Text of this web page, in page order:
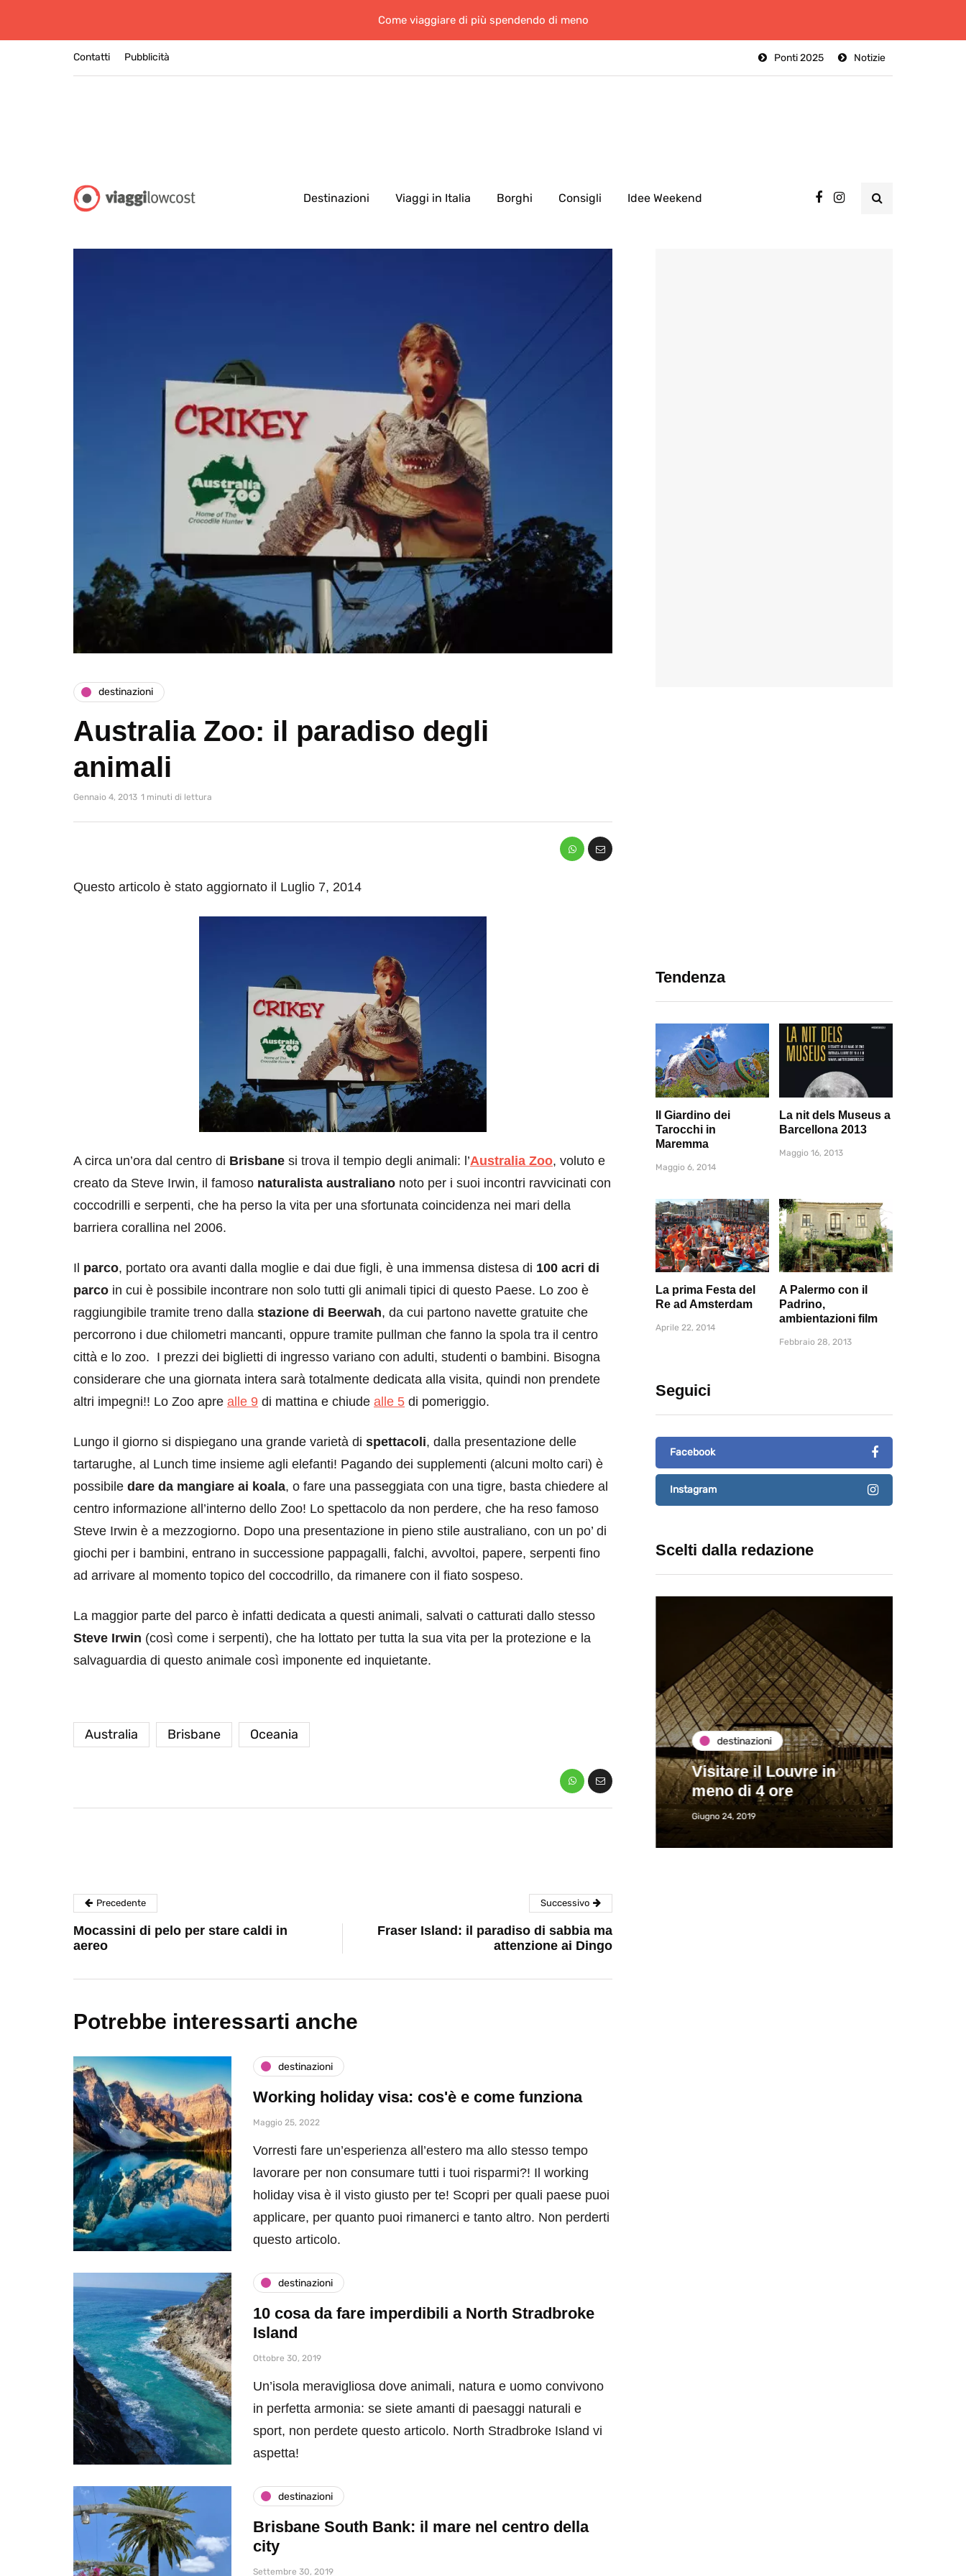
Come viaggiare di più spendendo di meno
Contatti Notizie
Ponti 2025
Pubblicità
Destinazioni Viaggi in Italia Borghi Consigli Idee Weekend
destinazioni
Australia Zoo: il paradiso degli
animali
Gennaio 4, 2013 1 minuti di lettura
Questo articolo è stato aggiornato il Luglio 7, 2014
A circa un’ora dal centro di Brisbane si trova il tempio degli animali: l’Australia Zoo, voluto e
creato da Steve Irwin, il famoso naturalista australiano noto per i suoi incontri ravvicinati con
coccodrilli e serpenti, che ha perso la vita per una sfortunata coincidenza nei mari della
barriera corallina nel 2006.
Il parco, portato ora avanti dalla moglie e dai due figli, è una immensa distesa di 100 acri di
parco in cui è possibile incontrare non solo tutti gli animali tipici di questo Paese. Lo zoo è
raggiungibile tramite treno dalla stazione di Beerwah, da cui partono navette gratuite che
percorrono i due chilometri mancanti, oppure tramite pullman che fanno la spola tra il centro
città e lo zoo. I prezzi dei biglietti di ingresso variano con adulti, studenti o bambini. Bisogna
considerare che una giornata intera sarà totalmente dedicata alla visita, quindi non prendete
altri impegni!! Lo Zoo apre alle 9 di mattina e chiude alle 5 di pomeriggio.
Lungo il giorno si dispiegano una grande varietà di spettacoli, dalla presentazione delle
tartarughe, al Lunch time insieme agli elefanti! Pagando dei supplementi (alcuni molto cari) è
possibile dare da mangiare ai koala, o fare una passeggiata con una tigre, basta chiedere al
centro informazione all’interno dello Zoo! Lo spettacolo da non perdere, che ha reso famoso
Steve Irwin è a mezzogiorno. Dopo una presentazione in pieno stile australiano, con un po’ di
giochi per i bambini, entrano in successione pappagalli, falchi, avvoltoi, papere, serpenti fino
ad arrivare al momento topico del coccodrillo, da rimanere con il fiato sospeso.
La maggior parte del parco è infatti dedicata a questi animali, salvati o catturati dallo stesso
Steve Irwin (così come i serpenti), che ha lottato per tutta la sua vita per la protezione e la
salvaguardia di questo animale così imponente ed inquietante.
Australia Brisbane Oceania
Tendenza
Il Giardino dei
Tarocchi in
Maremma
Maggio 6, 2014
La nit dels Museus a
Barcellona 2013
Maggio 16, 2013
La prima Festa del
Re ad Amsterdam
Aprile 22, 2014
A Palermo con il
Padrino,
ambientazioni film
Febbraio 28, 2013
Seguici
Facebook
Instagram
Scelti dalla redazione
destinazioni
Eventi di aprile 2026 a
Rimini e dintorni
destinazioni
Visitare il Louvre in
meno di 4 ore
Giugno 24, 2019
Precedente
Mocassini di pelo per stare caldi in
aereo
Successivo
Fraser Island: il paradiso di sabbia ma
attenzione ai Dingo
Potrebbe interessarti anche
destinazioni
Working holiday visa: cos'è e come funziona
Maggio 25, 2022
Vorresti fare un’esperienza all’estero ma allo stesso tempo
lavorare per non consumare tutti i tuoi risparmi?! Il working
holiday visa è il visto giusto per te! Scopri per quali paese puoi
applicare, per quanto puoi rimanerci e tanto altro. Non perderti
questo articolo.
destinazioni
10 cosa da fare imperdibili a North Stradbroke
Island
Ottobre 30, 2019
Un’isola meravigliosa dove animali, natura e uomo convivono
in perfetta armonia: se siete amanti di paesaggi naturali e
sport, non perdete questo articolo. North Stradbroke Island vi
aspetta!
destinazioni
Brisbane South Bank: il mare nel centro della
city
Settembre 30, 2019